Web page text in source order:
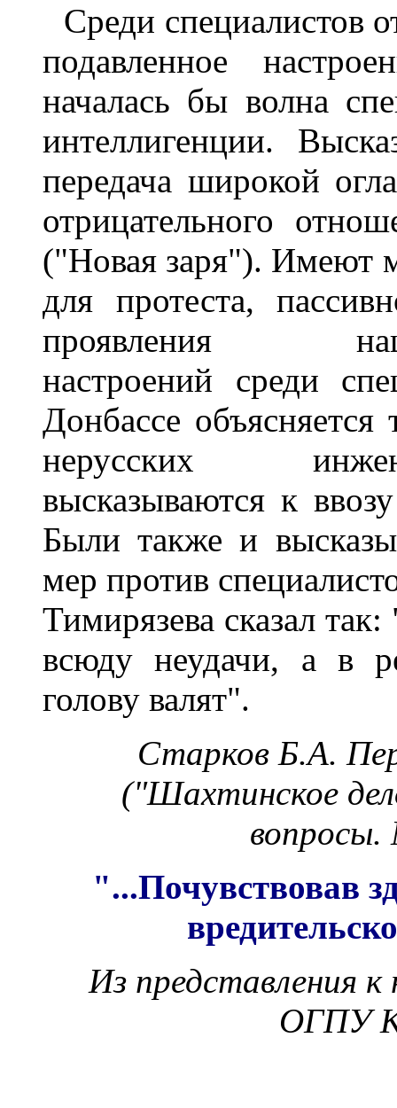
Среди специалистов
подавленное
началась бы волна
интеллигенции.
передача широкой
отрицательного
("Новая заря"). Имеют
для протеста,
проявления
настроений среди
Донбассе
нерусских
высказываются к
Были также и
мер против
Тимирязева сказал
всюду неудачи, а в
голову валят".
Старков Б.А.
("Шахтинское
"...Почувствовав
Из представления
ОГПУ